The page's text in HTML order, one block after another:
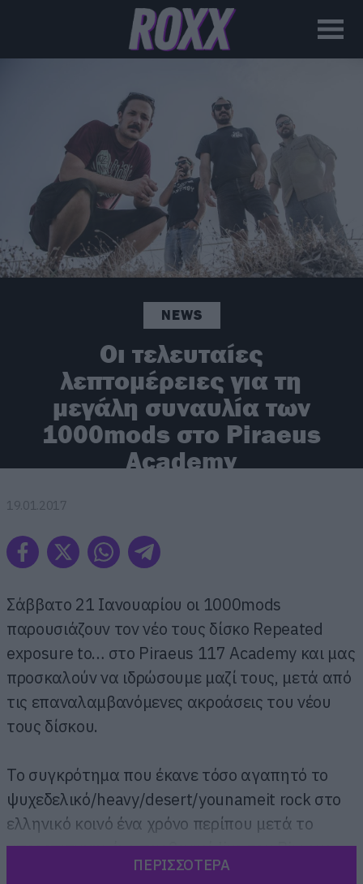
NEWS
Οι τελευταίες
λεπτομέρειες για τη
μεγάλη συναυλία των
1000mods στο Piraeus
Academy
19.01.2017
Σάββατο 21 Ιανουαρίου οι 1000mods
παρουσιάζουν τον νέο τους δίσκο Repeated
exposure to… στο Piraeus 117 Academy και μας
προσκαλούν να ιδρώσουμε μαζί τους, μετά από
τις επαναλαμβανόμενες ακροάσεις του νέου
τους δίσκου.
Το συγκρότημα που έκανε τόσο αγαπητό το
ψυχεδελικό/heavy/desert/younameit rock στο
ελληνικό κοινό ένα χρόνο περίπου μετά το
υπερεπιτυχημένο παρθενικό live του Piraeus
Academy, επιστρέφει στον τόπο του
ΠΕΡΙΣΣΟΤΕΡΑ